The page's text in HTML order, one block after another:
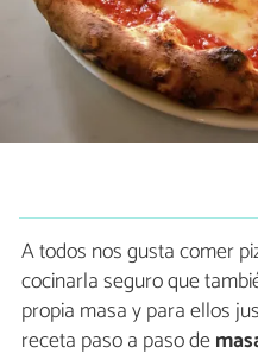
A todos nos gusta comer
cocinarla seguro que
propia masa y para ellos
receta paso a paso de